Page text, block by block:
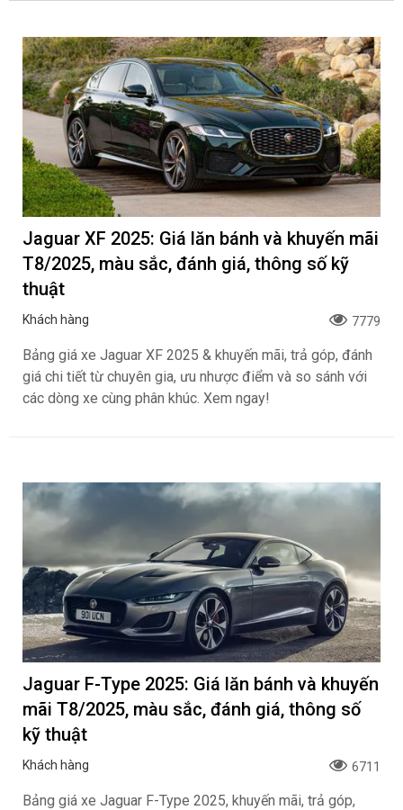
Jaguar XF 2025: Giá lăn bánh và khuyến mãi
T8/2025, màu sắc, đánh giá, thông số kỹ
thuật
Khách hàng 7779
Bảng giá xe Jaguar XF 2025 & khuyến mãi, trả góp, đánh
giá chi tiết từ chuyên gia, ưu nhược điểm và so sánh với
các dòng xe cùng phân khúc. Xem ngay!
Jaguar F-Type 2025: Giá lăn bánh và khuyến
mãi T8/2025, màu sắc, đánh giá, thông số
kỹ thuật
Khách hàng 6711
Bảng giá xe Jaguar F-Type 2025, khuyến mãi, trả góp,